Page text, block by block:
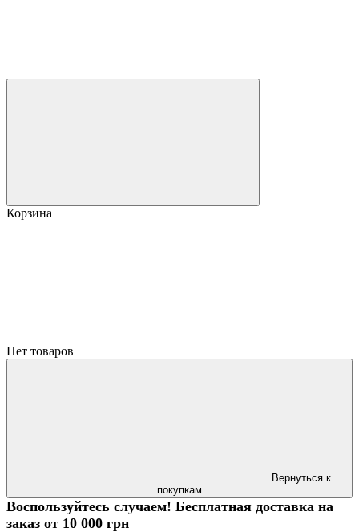
Корзина
Нет товаров
Вернуться к
покупкам
Воспользуйтесь случаем! Бесплатная доставка на
заказ от 10 000 грн